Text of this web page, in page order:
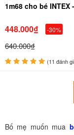
1m68 cho bé INTEX
448.000₫ -30%
640.000₫
(11 đánh
Bố mẹ muốn mua